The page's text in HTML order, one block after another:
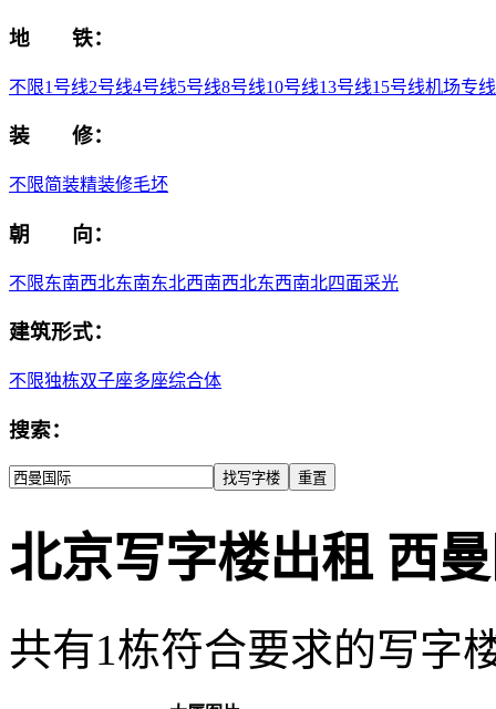
地 铁：
不限1号线2号线4号线5号线8号线10号线13号线15号线机场专线
装 修：
不限简装精装修毛坯
朝 向：
不限东南西北东南东北西南西北东西南北四面采光
建筑形式：
不限独栋双子座多座综合体
搜索：
北京写字楼出租 西
共有1栋符合要求的写字